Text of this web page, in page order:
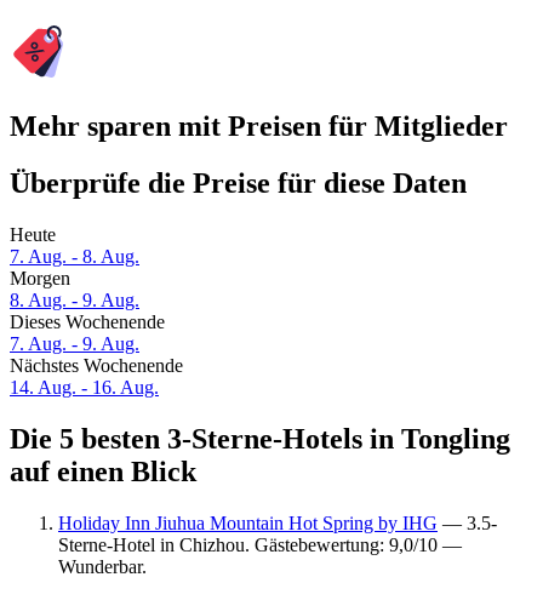
Mehr sparen mit Preisen für Mitglieder
Überprüfe die Preise für diese Daten
Heute
7. Aug. - 8. Aug.
Morgen
8. Aug. - 9. Aug.
Dieses Wochenende
7. Aug. - 9. Aug.
Nächstes Wochenende
14. Aug. - 16. Aug.
Die 5 besten 3-Sterne-Hotels in Tongling
auf einen Blick
Holiday Inn Jiuhua Mountain Hot Spring by IHG — 3.5-
Sterne-Hotel in Chizhou. Gästebewertung: 9,0/10 —
Wunderbar.